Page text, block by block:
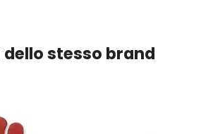
stesso brand